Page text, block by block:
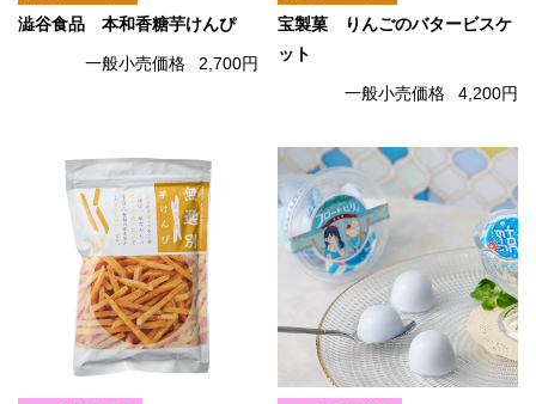
澁谷食品 本和香糖芋けんぴ
一般小売価格 2,700円
宝製菓 りんごのバタービスケ
ット
一般小売価格 4,200円